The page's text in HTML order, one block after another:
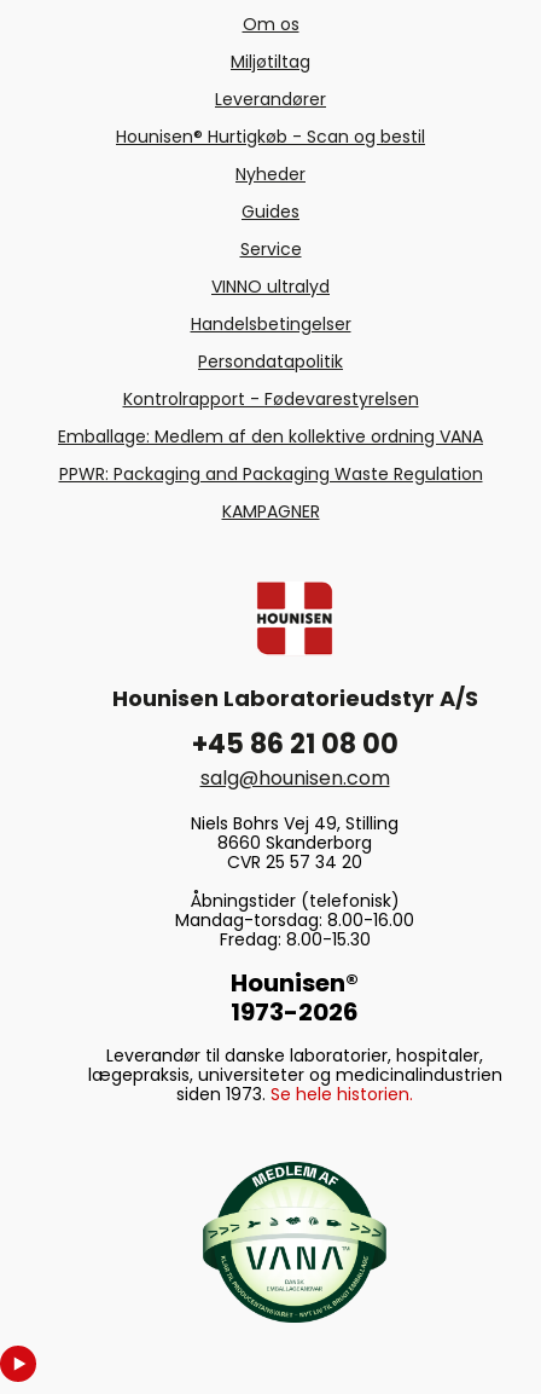
Om os
Miljøtiltag
Leverandører
Hounisen® Hurtigkøb - Scan og bestil
Nyheder
Guides
Service
VINNO ultralyd
Handelsbetingelser
Persondatapolitik
Kontrolrapport - Fødevarestyrelsen
Emballage: Medlem af den kollektive ordning VANA
PPWR: Packaging and Packaging Waste Regulation
KAMPAGNER
Hounisen Laboratorieudstyr A/S
+45 86 21 08 00
salg@hounisen.com
Niels Bohrs Vej 49, Stilling
8660 Skanderborg
CVR 25 57 34 20
Åbningstider (telefonisk)
Mandag-torsdag: 8.00-16.00
Fredag: 8.00-15.30
Hounisen®
1973-2026
Leverandør til danske laboratorier, hospitaler,
lægepraksis, universiteter og medicinalindustrien
siden 1973. Se hele historien.